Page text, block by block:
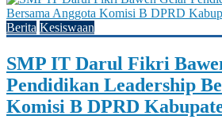
Berita Kesiswaan
SMP IT Darul Fikri
Pendidikan Leadership
Komisi B DPRD